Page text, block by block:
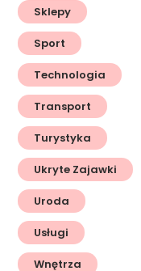
Sklepy
Sport
Technologia
Transport
Turystyka
Ukryte Zajawki
Uroda
Usługi
Wnętrza